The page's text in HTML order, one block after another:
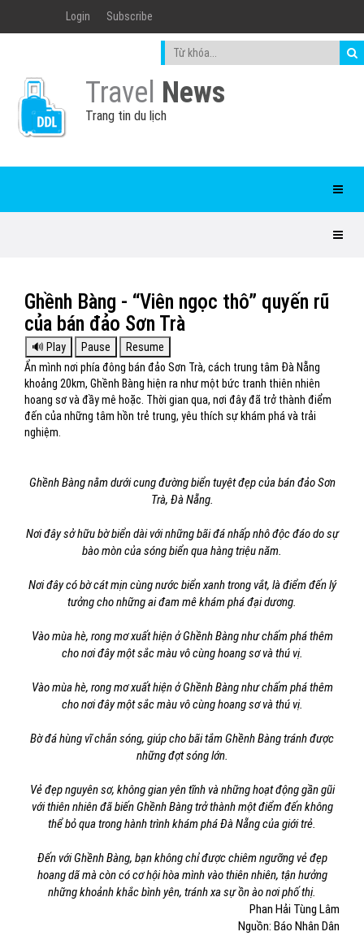
Login Subscribe
Travel News
Trang tin du lịch
Ghềnh Bàng - “Viên ngọc thô” quyến rũ
của bán đảo Sơn Trà
Ẩn mình nơi phía đông bán đảo Sơn Trà, cách trung tâm Đà Nẵng
khoảng 20km, Ghềnh Bàng hiện ra như một bức tranh thiên nhiên
hoang sơ và đầy mê hoặc. Thời gian qua, nơi đây đã trở thành điểm
đến của những tâm hồn trẻ trung, yêu thích sự khám phá và trải
nghiệm.
Ghềnh Bàng nằm dưới cung đường biển tuyệt đẹp của bán đảo Sơn
Trà, Đà Nẵng.
Nơi đây sở hữu bờ biển dài với những bãi đá nhấp nhô độc đáo do sự
bào mòn của sóng biển qua hàng triệu năm.
Nơi đây có bờ cát mịn cùng nước biển xanh trong vắt, là điểm đến lý
tưởng cho những ai đam mê khám phá đại dương.
Vào mùa hè, rong mơ xuất hiện ở Ghềnh Bàng như chấm phá thêm
cho nơi đây một sắc màu vô cùng hoang sơ và thú vị.
Vào mùa hè, rong mơ xuất hiện ở Ghềnh Bàng như chấm phá thêm
cho nơi đây một sắc màu vô cùng hoang sơ và thú vị.
Bờ đá hùng vĩ chắn sóng, giúp cho bãi tắm Ghềnh Bàng tránh được
những đợt sóng lớn.
Vẻ đẹp nguyên sơ, không gian yên tĩnh và những hoạt động gần gũi
với thiên nhiên đã biến Ghềnh Bàng trở thành một điểm đến không
thể bỏ qua trong hành trình khám phá Đà Nẵng của giới trẻ.
Đến với Ghềnh Bàng, bạn không chỉ được chiêm ngưỡng vẻ đẹp
hoang dã mà còn có cơ hội hòa mình vào thiên nhiên, tận hưởng
những khoảnh khắc bình yên, tránh xa sự ồn ào nơi phố thị.
Phan Hải Tùng Lâm
Nguồn: Báo Nhân Dân